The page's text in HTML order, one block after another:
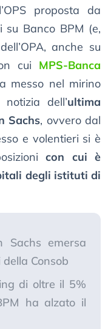
proposta da
Banco BPM (e,
anche su
cui MPS-Banca
messo nel mirino
dell’ultima
Sachs, ovvero dal
e volentieri si è
con cui è
degli istituti di
Sachs emersa
Consob
di oltre il 5%
ha alzato il